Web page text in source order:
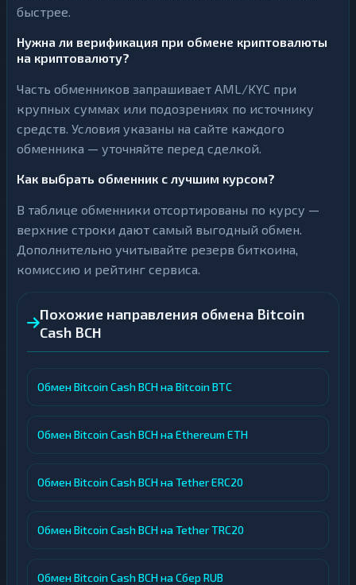
быстрее.
Нужна ли верификация при обмене криптовалюты
на криптовалюту?
Часть обменников запрашивает AML/KYC при
крупных суммах или подозрениях по источнику
средств. Условия указаны на сайте каждого
обменника — уточняйте перед сделкой.
Как выбрать обменник с лучшим курсом?
В таблице обменники отсортированы по курсу —
верхние строки дают самый выгодный обмен.
Дополнительно учитывайте резерв биткоина,
комиссию и рейтинг сервиса.
Похожие направления обмена Bitcoin
Cash BCH
Обмен Bitcoin Cash BCH на Bitcoin BTC
Обмен Bitcoin Cash BCH на Ethereum ETH
Обмен Bitcoin Cash BCH на Tether ERC20
Обмен Bitcoin Cash BCH на Tether TRC20
Обмен Bitcoin Cash BCH на Сбер RUB